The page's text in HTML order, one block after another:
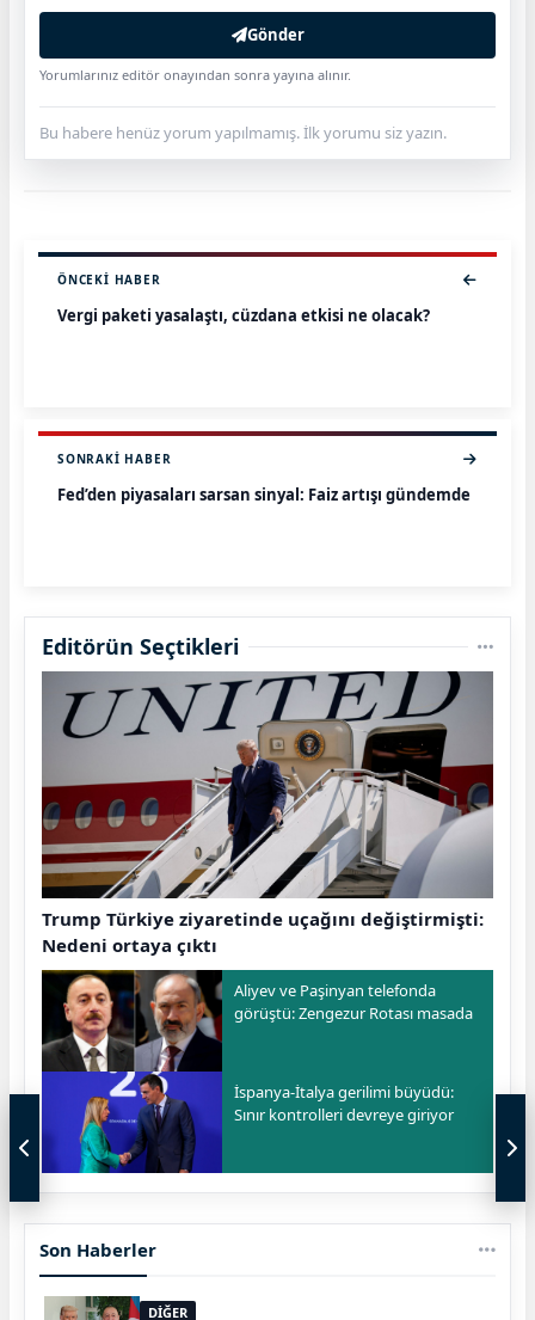
Gönder
Yorumlarınız editör onayından sonra yayına alınır.
Bu habere henüz yorum yapılmamış. İlk yorumu siz yazın.
ÖNCEKI HABER
Vergi paketi yasalaştı, cüzdana etkisi ne olacak?
SONRAKI HABER
Fed’den piyasaları sarsan sinyal: Faiz artışı gündemde
Editörün Seçtikleri
Trump Türkiye ziyaretinde uçağını değiştirmişti:
Nedeni ortaya çıktı
Aliyev ve Paşinyan telefonda
görüştü: Zengezur Rotası masada
İspanya-İtalya gerilimi büyüdü:
Sınır kontrolleri devreye giriyor
Son Haberler
DİĞER